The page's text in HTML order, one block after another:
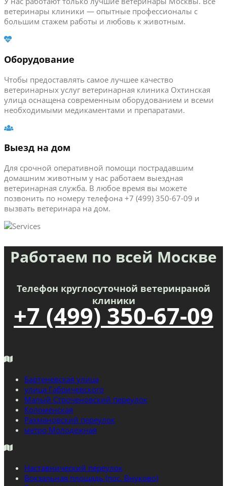
ветеринары клиники — опытные профессионалы с
большим стажем работы и любовь к животным.
Оборудование
Чтобы предоставлять самое лучшее качество
ветеринарных услуг ветеринарная клиника Охтинская
улица оснащена современным оборудованием и всеми
необходимыми медикаментами и препаратами.
Выезд на дом
Для срочной оперативной помощи пострадавшим
домашним животным у нас работаем выездная
ветеринарная служба. В любое время вы можете
позвонить по номеру телефона +7 (499) 350-67-09 и
вызвать ветеринара на дом.
Работаем по всей Москве
Телефон круглосуточной ветеринраной
клиники
+7 (499) 350-67-09
Бартеневская улица
улица Габричевского
Малый Строченовский переулок
Коломенская
Рахмановский переулок
метро Молодежная
Наставнический переулок
Вокзальная площадь (пос. Внуково)